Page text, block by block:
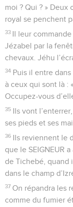
moi ? Qui ? » Deux
royal se penchent
33 Il leur
Jézabel par la
chevaux. Jéhu
34 Puis il entre
à ceux qui sont là :
Occupez-vous
35 Ils vont
ses pieds et ses
36 Ils reviennent le
que le SEIGNEUR
de Tichebé, quand
dans le champ
37 On répandra les
comme du fumier